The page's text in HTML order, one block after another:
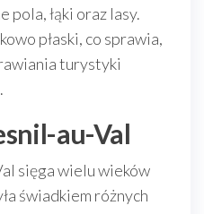
pola, łąki oraz lasy.
płaski, co sprawia,
turystyki
au-Val
sięga wielu wieków
świadkiem różnych